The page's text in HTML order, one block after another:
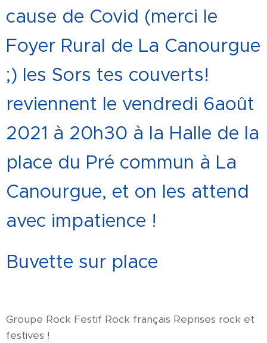
cause de Covid (merci le
Foyer Rural de La Canourgue
;) les Sors tes couverts!
reviennent le vendredi 6août
2021 à 20h30 à la Halle de la
place du Pré commun à La
Canourgue, et on les attend
avec impatience !
Buvette sur place
Groupe Rock Festif Rock français Reprises rock et
festives !